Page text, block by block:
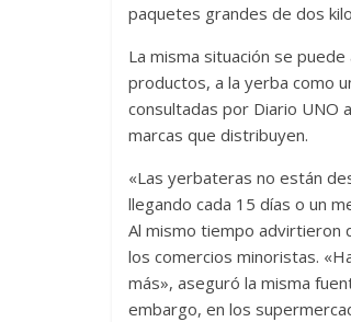
paquetes grandes de dos
La misma situación se
productos, a la yerba como
consultadas por Diario UNO
marcas que distribuyen.
«Las yerbateras no están
llegando cada 15 días o un
Al mismo tiempo advirtieron
los comercios minoristas.
más», aseguró la misma
embargo, en los